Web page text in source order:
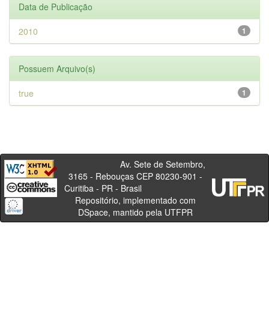
Data de Publicação
1
2010
Possuem Arquivo(s)
1
true
Av. Sete de Setembro,
3165 - Rebouças CEP 80230-901 -
Curitiba - PR - Brasil
Repositório, implementado com
DSpace, mantido pela UTFPR